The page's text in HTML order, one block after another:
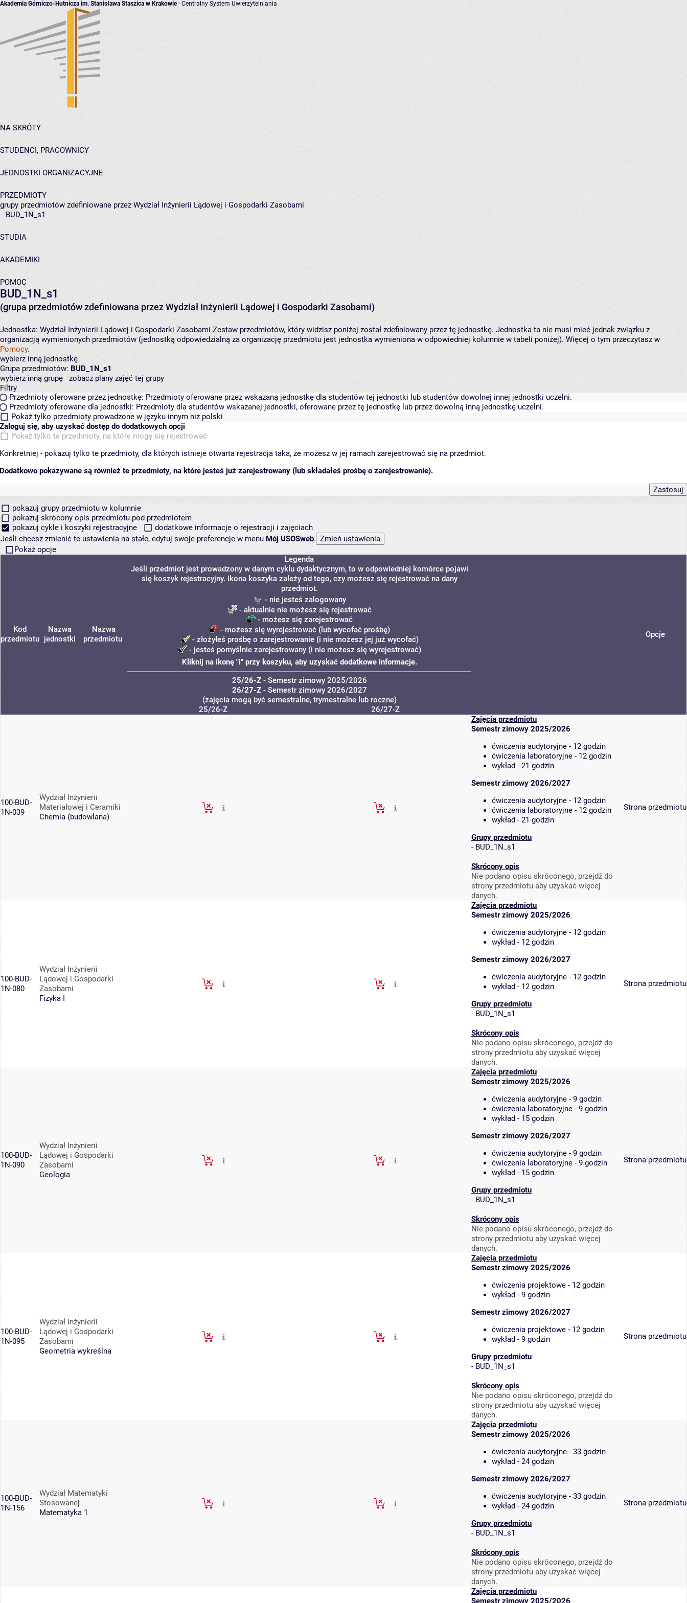
Akademia Górniczo-Hutnicza im. Stanisława Staszica w Krakowie- Centralny System Uwierzytelniania
NA SKRÓTY
STUDENCI, PRACOWNICY
JEDNOSTKI ORGANIZACYJNE
PRZEDMIOTY
grupy przedmiotów zdefiniowane przez Wydział Inżynierii Lądowej i Gospodarki Zasobami
BUD_1N_s1
STUDIA
AKADEMIKI
POMOC
BUD_1N_s1
(grupa przedmiotów zdefiniowana przez Wydział Inżynierii Lądowej i Gospodarki Zasobami)
Jednostka: Wydział Inżynierii Lądowej i Gospodarki Zasobami Zestaw przedmiotów, który widzisz poniżej został zdefiniowany przez tę jednostkę. Jednostka ta nie musi mieć jednak związku z
organizacją wymienionych przedmiotów (jednostką odpowiedzialną za organizację przedmiotu jest jednostka wymieniona w odpowiedniej kolumnie w tabeli poniżej). Więcej o tym przeczytasz w
Pomocy.
wybierz inną jednostkę
Grupa przedmiotów: BUD_1N_s1
wybierz inną grupę
zobacz plany zajęć tej grupy
Filtry
Przedmioty oferowane przez jednostkę: Przedmioty oferowane przez wskazaną jednostkę dla studentów tej jednostki lub studentów dowolnej innej jednostki uczelni.
Przedmioty oferowane dla jednostki: Przedmioty dla studentów wskazanej jednostki, oferowane przez tę jednostkę lub przez dowolną inną jednostkę uczelni.
Pokaż tylko przedmioty prowadzone w języku innym niż polski
Zaloguj się, aby uzyskać dostęp do dodatkowych opcji
Pokaż tylko te przedmioty, na które mogę się rejestrować
Konkretniej - pokazuj tylko te przedmioty, dla których istnieje otwarta rejestracja taka, że możesz w jej ramach zarejestrować się na przedmiot.
Dodatkowo pokazywane są również te przedmioty, na które jesteś już zarejestrowany (lub składałeś prośbę o zarejestrowanie).
pokazuj grupy przedmiotu w kolumnie
pokazuj skrócony opis przedmiotu pod przedmiotem
pokazuj cykle i koszyki rejestracyjne
dodatkowe informacje o rejestracji i zajęciach
Jeśli chcesz zmienić te ustawienia na stałe, edytuj swoje preferencje w menu Mój USOSweb.
Pokaż opcje
Kod
przedmiotu
Nazwa
jednostki
Nazwa
przedmiotu
Legenda
Jeśli przedmiot jest prowadzony w danym cyklu dydaktycznym, to w odpowiedniej komórce pojawi
się koszyk rejestracyjny. Ikona koszyka zależy od tego, czy możesz się rejestrować na dany
przedmiot.
- nie jesteś zalogowany
- aktualnie nie możesz się rejestrować
- możesz się zarejestrować
- możesz się wyrejestrować (lub wycofać prośbę)
- złożyłeś prośbę o zarejestrowanie (i nie możesz jej już wycofać)
- jesteś pomyślnie zarejestrowany (i nie możesz się wyrejestrować)
Kliknij na ikonę "i" przy koszyku, aby uzyskać dodatkowe informacje.
25/26-Z- Semestr zimowy 2025/2026
26/27-Z- Semestr zimowy 2026/2027
(zajęcia mogą być semestralne, trymestralne lub roczne)
Opcje
25/26-Z 26/27-Z
100-BUD-
1N-039
Wydział Inżynierii
Materiałowej i Ceramiki
Chemia (budowlana)
Zajęcia przedmiotu
Semestr zimowy 2025/2026
ćwiczenia audytoryjne - 12 godzin
ćwiczenia laboratoryjne - 12 godzin
wykład - 21 godzin
Semestr zimowy 2026/2027
ćwiczenia audytoryjne - 12 godzin
ćwiczenia laboratoryjne - 12 godzin
wykład - 21 godzin
Grupy przedmiotu
- BUD_1N_s1
Skrócony opis
Nie podano opisu skróconego, przejdź do
strony przedmiotu aby uzyskać więcej
danych.
Strona przedmiotu
100-BUD-
1N-080
Wydział Inżynierii
Lądowej i Gospodarki
Zasobami
Fizyka I
Zajęcia przedmiotu
Semestr zimowy 2025/2026
ćwiczenia audytoryjne - 12 godzin
wykład - 12 godzin
Semestr zimowy 2026/2027
ćwiczenia audytoryjne - 12 godzin
wykład - 12 godzin
Grupy przedmiotu
- BUD_1N_s1
Skrócony opis
Nie podano opisu skróconego, przejdź do
strony przedmiotu aby uzyskać więcej
danych.
Strona przedmiotu
100-BUD-
1N-090
Wydział Inżynierii
Lądowej i Gospodarki
Zasobami
Geologia
Zajęcia przedmiotu
Semestr zimowy 2025/2026
ćwiczenia audytoryjne - 9 godzin
ćwiczenia laboratoryjne - 9 godzin
wykład - 15 godzin
Semestr zimowy 2026/2027
ćwiczenia audytoryjne - 9 godzin
ćwiczenia laboratoryjne - 9 godzin
wykład - 15 godzin
Grupy przedmiotu
- BUD_1N_s1
Skrócony opis
Nie podano opisu skróconego, przejdź do
strony przedmiotu aby uzyskać więcej
danych.
Strona przedmiotu
100-BUD-
1N-095
Wydział Inżynierii
Lądowej i Gospodarki
Zasobami
Geometria wykreślna
Zajęcia przedmiotu
Semestr zimowy 2025/2026
ćwiczenia projektowe - 12 godzin
wykład - 9 godzin
Semestr zimowy 2026/2027
ćwiczenia projektowe - 12 godzin
wykład - 9 godzin
Grupy przedmiotu
- BUD_1N_s1
Skrócony opis
Nie podano opisu skróconego, przejdź do
strony przedmiotu aby uzyskać więcej
danych.
Strona przedmiotu
100-BUD-
1N-156
Wydział Matematyki
Stosowanej
Matematyka 1
Zajęcia przedmiotu
Semestr zimowy 2025/2026
ćwiczenia audytoryjne - 33 godzin
wykład - 24 godzin
Semestr zimowy 2026/2027
ćwiczenia audytoryjne - 33 godzin
wykład - 24 godzin
Grupy przedmiotu
- BUD_1N_s1
Skrócony opis
Nie podano opisu skróconego, przejdź do
strony przedmiotu aby uzyskać więcej
danych.
Strona przedmiotu
Zajęcia przedmiotu
Semestr zimowy 2025/2026